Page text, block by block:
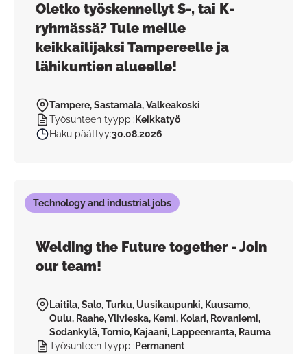
Oletko työskennellyt S-, tai K-
ryhmässä? Tule meille
keikkailijaksi Tampereelle ja
lähikuntien alueelle!
Tampere, Sastamala, Valkeakoski
Työsuhteen tyyppi: Keikkatyö
Haku päättyy:30.08.2026
Technology and industrial jobs
Welding the Future together - Join
our team!
Laitila, Salo, Turku, Uusikaupunki, Kuusamo,
Oulu, Raahe, Ylivieska, Kemi, Kolari, Rovaniemi,
Sodankylä, Tornio, Kajaani, Lappeenranta, Rauma
Työsuhteen tyyppi: Permanent